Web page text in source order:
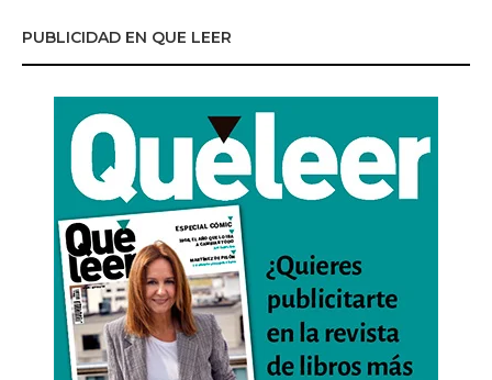
PUBLICIDAD EN QUE LEER